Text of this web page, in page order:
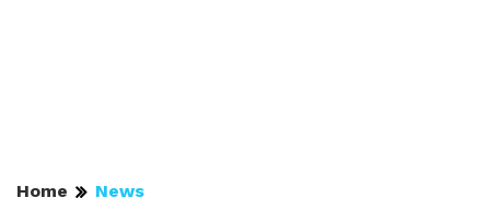
Home News